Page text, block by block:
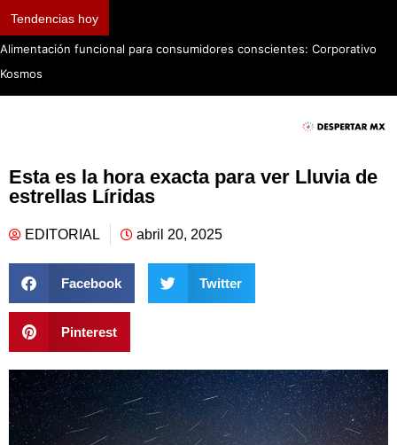
Tendencias hoy
Alimentación funcional para consumidores conscientes: Corporativo
Kosmos
Esta es la hora exacta para ver Lluvia de
estrellas Líridas
EDITORIAL abril 20, 2025
Facebook Twitter
Pinterest